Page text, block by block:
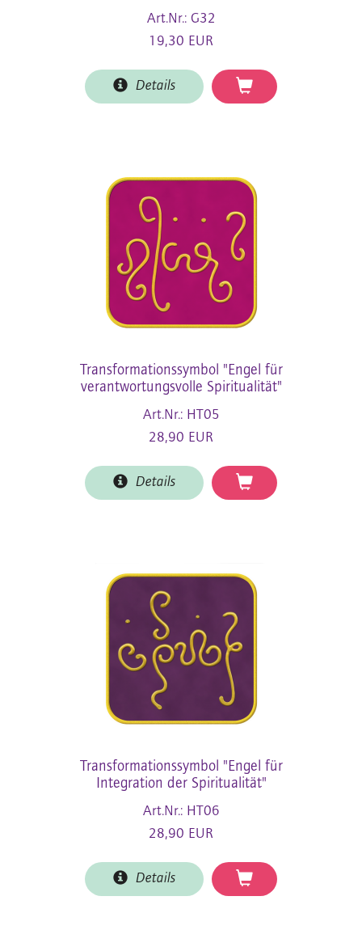
Art.Nr.: G32
19,30 EUR
Details
Transformationssymbol "Engel für
verantwortungsvolle Spiritualität"
Art.Nr.: HT05
28,90 EUR
Details
Transformationssymbol "Engel für
Integration der Spiritualität"
Art.Nr.: HT06
28,90 EUR
Details